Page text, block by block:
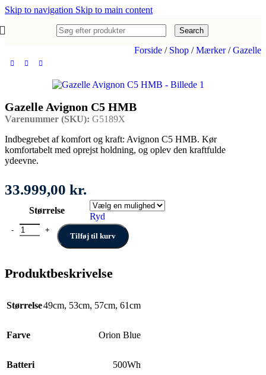
Skip to navigation Skip to main content
Search
Forside / Shop / Mærker/ Gazelle
Gazelle Avignon C5 HMB
Varenummer (SKU): G5189X
Indbegrebet af komfort og kraft: Avignon C5 HMB. Kør
komfortabelt med oprejst holdning, og oplev den kraftfulde
ydeevne.
33.999,00 kr.
Størrelse
Ryd
Gazelle Avignon C5 HMB antal
Tilføj til kurv
Produktbeskrivelse
Størrelse49cm, 53cm, 57cm, 61cm
Farve Orion Blue
Batteri 500Wh